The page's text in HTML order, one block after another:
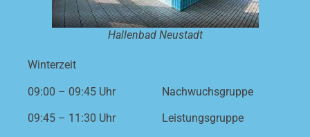
Hallenbad Neustadt
Winterzeit
09:00 – 09:45 Uhr
09:45 – 11:30 Uhr
Nachwuchsgruppe
Leistungsgruppe